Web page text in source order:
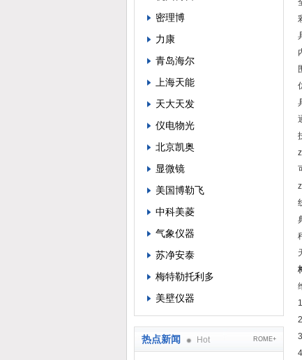
密理博
力康
青岛海尔
上海天能
天大天发
仪电物光
北京凯奥
显微镜
美国博勒飞
中科美菱
气象仪器
苏净安泰
梅特勒托利多
美壁仪器
热点新闻 Hot ROME+